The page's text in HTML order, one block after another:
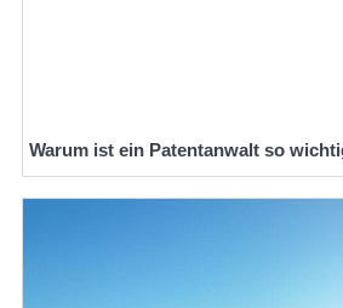
Warum ist ein Patentanwalt so